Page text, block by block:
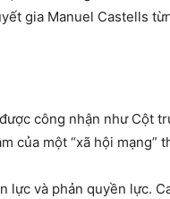
gia Manuel Castells
công nhận như
của một “xã hội mạng”
lực và phản quyền lực.